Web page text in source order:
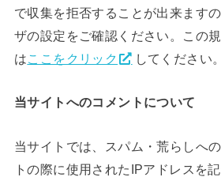
で収集を拒否することが出来ます
ザの設定をご確認ください。この
はここをクリック してください。
当サイトへのコメントについて
当サイトでは、スパム・荒らしへ
トの際に使用されたIPアドレスを